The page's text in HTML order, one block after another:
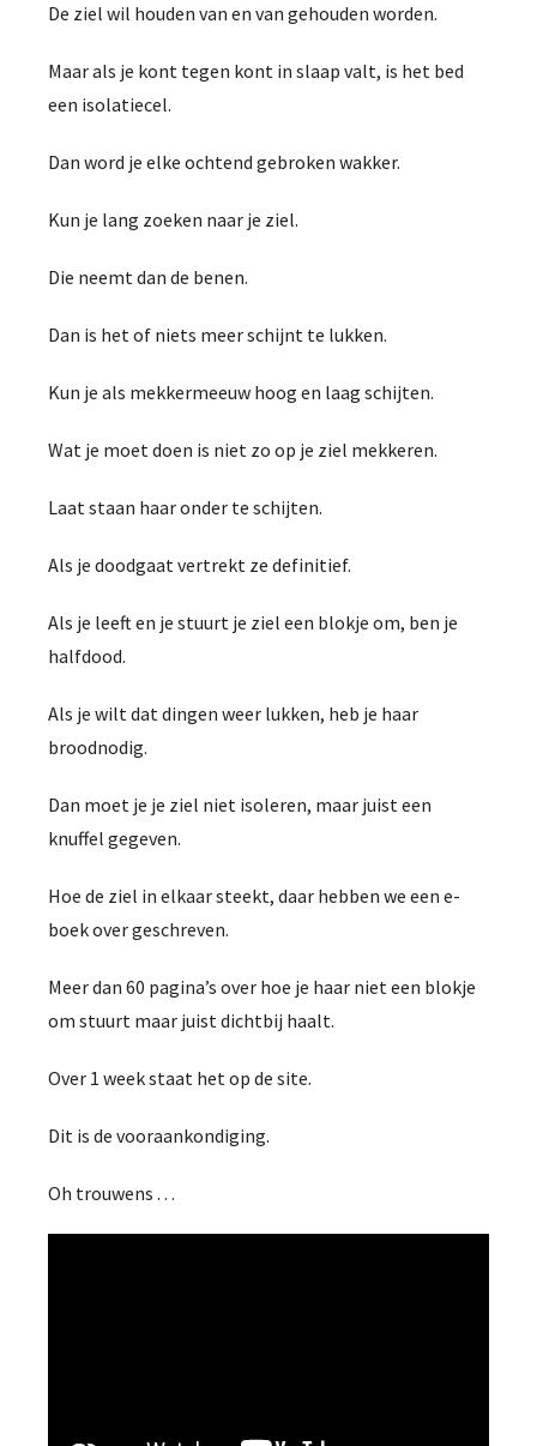
De ziel wil houden van en van gehouden worden.
Maar als je kont tegen kont in slaap valt, is het bed
een isolatiecel.
Dan word je elke ochtend gebroken wakker.
Kun je lang zoeken naar je ziel.
Die neemt dan de benen.
Dan is het of niets meer schijnt te lukken.
Kun je als mekkermeeuw hoog en laag schijten.
Wat je moet doen is niet zo op je ziel mekkeren.
Laat staan haar onder te schijten.
Als je doodgaat vertrekt ze definitief.
Als je leeft en je stuurt je ziel een blokje om, ben je
halfdood.
Als je wilt dat dingen weer lukken, heb je haar
broodnodig.
Dan moet je je ziel niet isoleren, maar juist een
knuffel gegeven.
Hoe de ziel in elkaar steekt, daar hebben we een e-
boek over geschreven.
Meer dan 60 pagina’s over hoe je haar niet een blokje
om stuurt maar juist dichtbij haalt.
Over 1 week staat het op de site.
Dit is de vooraankondiging.
Oh trouwens . . .